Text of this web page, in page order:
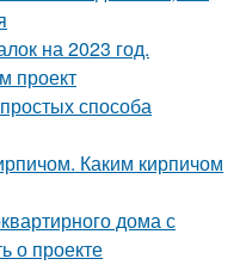
на 2023 год.
проект
способа
Каким кирпичом
дома с
о проекте